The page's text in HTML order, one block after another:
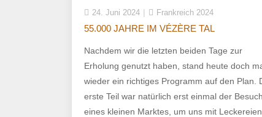
24. Juni 2024 Frankreich 2024
55.000 JAHRE IM VÉZÈRE TAL
Nachdem wir die letzten beiden Tage zur
Erholung genutzt haben, stand heute doch
wieder ein richtiges Programm auf den Plan.
erste Teil war natürlich erst einmal der Besuch
eines kleinen Marktes, um uns mit Leckereien